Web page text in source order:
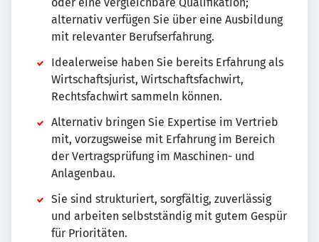
alternativ verfügen Sie über eine Ausbildung
mit relevanter Berufserfahrung.
Idealerweise haben Sie bereits Erfahrung als
Wirtschaftsjurist, Wirtschaftsfachwirt,
Rechtsfachwirt sammeln können.
Alternativ bringen Sie Expertise im Vertrieb
mit, vorzugsweise mit Erfahrung im Bereich
der Vertragsprüfung im Maschinen- und
Anlagenbau.
Sie sind strukturiert, sorgfältig, zuverlässig
und arbeiten selbstständig mit gutem Gespür
für Prioritäten.